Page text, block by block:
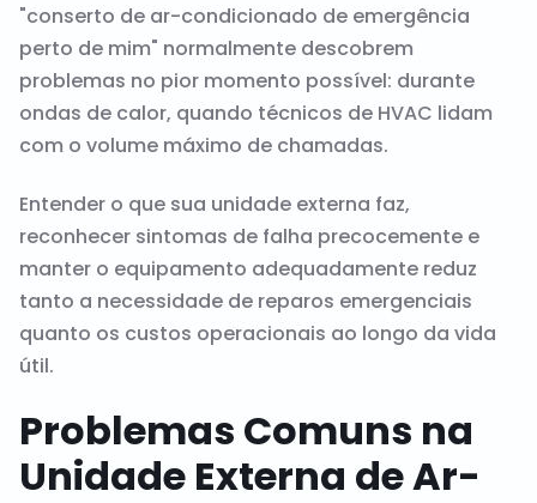
"conserto de ar-condicionado de emergência
perto de mim" normalmente descobrem
problemas no pior momento possível: durante
ondas de calor, quando técnicos de HVAC lidam
com o volume máximo de chamadas.
Entender o que sua unidade externa faz,
reconhecer sintomas de falha precocemente e
manter o equipamento adequadamente reduz
tanto a necessidade de reparos emergenciais
quanto os custos operacionais ao longo da vida
útil.
Problemas Comuns na
Unidade Externa de Ar-